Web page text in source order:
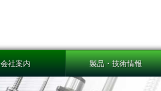
会社案内 製品・技術情報